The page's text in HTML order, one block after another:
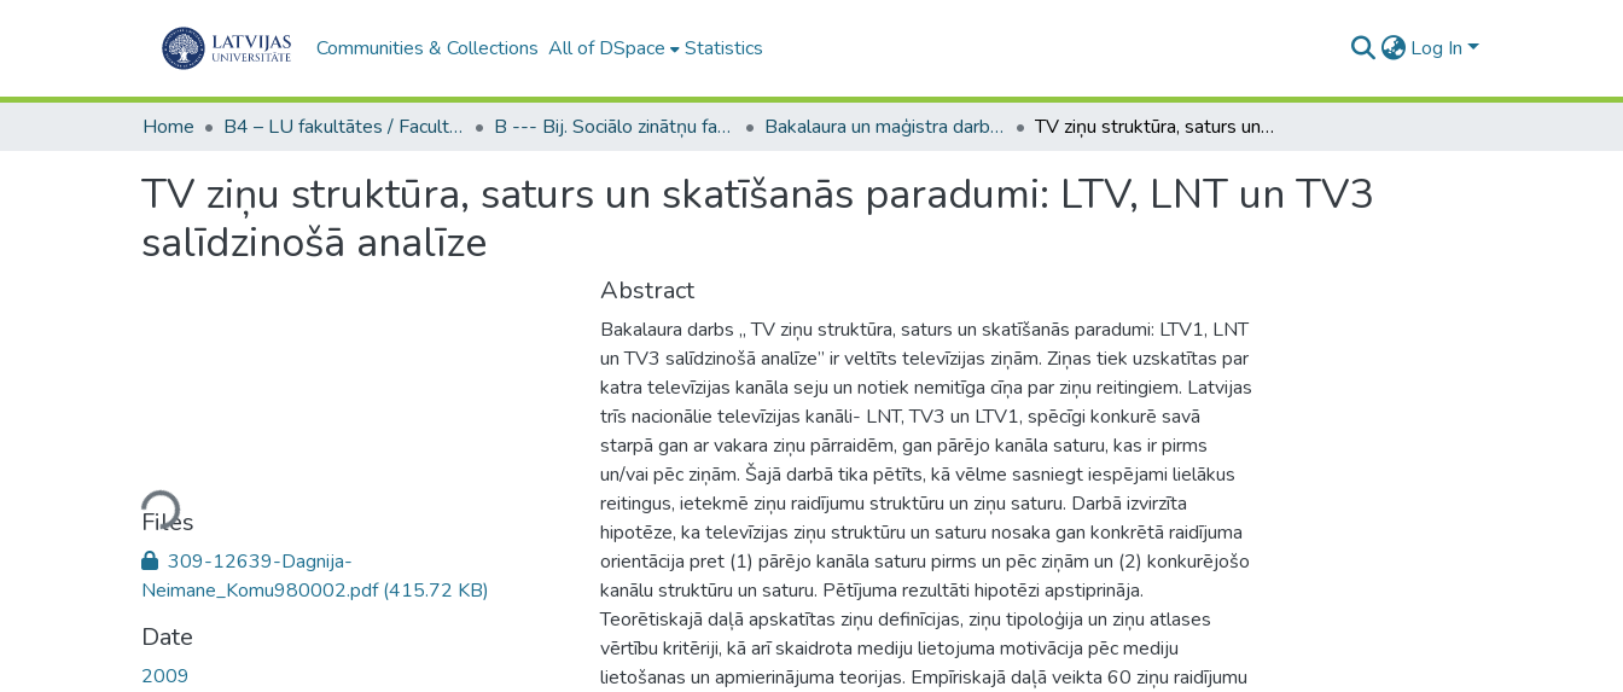
Communities & Collections All of DSpace Statistics Log In
Home B4 – LU fakultātes / Faculties of the UL B --- Bij. Sociālo zinātņu fakultātes noslēguma darbi / Faculty of Social Sciences - Graduate works Bakalaura un maģistra darbi (SZF) / Bachelor's and Master's theses TV ziņu struktūra, saturs un skatīšanās paradumi: LTV, LNT un TV3 salīdzinošā analīze
TV ziņu struktūra, saturs un skatīšanās paradumi: LTV, LNT un TV3
salīdzinošā analīze
Loading...
Files
309-12639-Dagnija-
Neimane_Komu980002.pdf(415.72 KB)
Date
2009
Abstract
Bakalaura darbs „ TV ziņu struktūra, saturs un skatīšanās paradumi: LTV1, LNT
un TV3 salīdzinošā analīze” ir veltīts televīzijas ziņām. Ziņas tiek uzskatītas par
katra televīzijas kanāla seju un notiek nemitīga cīņa par ziņu reitingiem. Latvijas
trīs nacionālie televīzijas kanāli- LNT, TV3 un LTV1, spēcīgi konkurē savā
starpā gan ar vakara ziņu pārraidēm, gan pārējo kanāla saturu, kas ir pirms
un/vai pēc ziņām. Šajā darbā tika pētīts, kā vēlme sasniegt iespējami lielākus
reitingus, ietekmē ziņu raidījumu struktūru un ziņu saturu. Darbā izvirzīta
hipotēze, ka televīzijas ziņu struktūru un saturu nosaka gan konkrētā raidījuma
orientācija pret (1) pārējo kanāla saturu pirms un pēc ziņām un (2) konkurējošo
kanālu struktūru un saturu. Pētījuma rezultāti hipotēzi apstiprināja.
Teorētiskajā daļā apskatītas ziņu definīcijas, ziņu tipoloģija un ziņu atlases
vērtību kritēriji, kā arī skaidrota mediju lietojuma motivācija pēc mediju
lietošanas un apmierinājuma teorijas. Empīriskajā daļā veikta 60 ziņu raidījumu